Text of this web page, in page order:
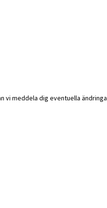
vi meddela dig eventuella